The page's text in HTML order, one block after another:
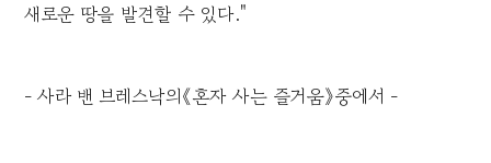
새로운 땅을 발견할 수 있다."
- 사라 밴 브레스낙의《혼자 사는 즐거움》중에서 -